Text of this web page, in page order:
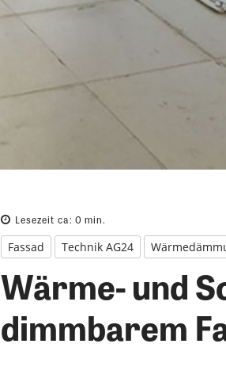
Lesezeit ca: 0 min.
Fassad Technik AG24
Wärme- und
dimmbarem